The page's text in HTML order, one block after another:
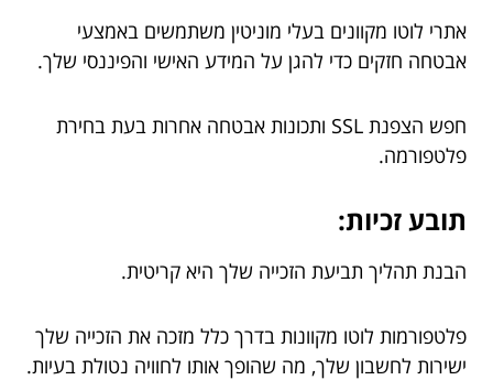
אתרי לוטו מקוונים בעלי מוניטין משתמשים באמצעי
אבטחה חזקים כדי להגן על המידע האישי והפיננסי שלך.
חפש הצפנת SSL ותכונות אבטחה אחרות בעת בחירת
פלטפורמה.
תובע זכיות:
הבנת תהליך תביעת הזכייה שלך היא קריטית.
פלטפורמות לוטו מקוונות בדרך כלל מזכה את הזכייה שלך
ישירות לחשבון שלך, מה שהופך אותו לחוויה נטולת בעיות.